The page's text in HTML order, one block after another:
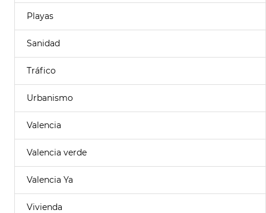
Playas
Sanidad
Tráfico
Urbanismo
Valencia
Valencia verde
Valencia Ya
Vivienda